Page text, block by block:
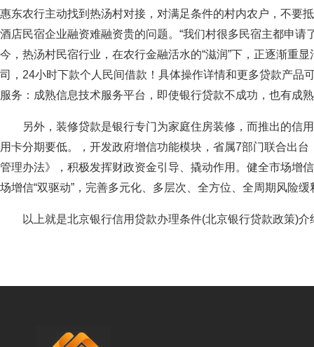
惠东农行主动找到热汤村对接，对满足条件的村内农户，不要
酒店民宿企业融资难融资贵的问题。“我们村很多民宿主都申
今，热汤村民宿行业，在农行金融活水的“滋润”下，正逐渐重
司，24小时下款个人民间借款！具体操作详情和更多贷款产品
服务：成熟信息技术服务平台，即使银行贷款不成功，也有成
另外，装修贷款是银行专门为家庭住房装修，而推出的信
用卡分期要低。，开发政府增信功能模块，省属7部门联合出
管理办法》，积极发挥财政资金引导、撬动作用。健全市场增
场增信“双驱动”，完善多元化、多层次、全方位、全周期风险缓
以上就是北京银行信用贷款办理条件(北京银行贷款政策)